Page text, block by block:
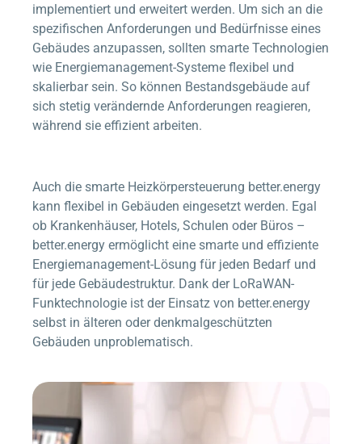
implementiert und erweitert werden. Um sich an die
spezifischen Anforderungen und Bedürfnisse eines
Gebäudes anzupassen, sollten smarte Technologien
wie Energiemanagement-Systeme flexibel und
skalierbar sein. So können Bestandsgebäude auf
sich stetig verändernde Anforderungen reagieren,
während sie effizient arbeiten.
Auch die smarte Heizkörpersteuerung better.energy
kann flexibel in Gebäuden eingesetzt werden. Egal
ob Krankenhäuser, Hotels, Schulen oder Büros –
better.energy ermöglicht eine smarte und effiziente
Energiemanagement-Lösung für jeden Bedarf und
für jede Gebäudestruktur. Dank der LoRaWAN-
Funktechnologie ist der Einsatz von better.energy
selbst in älteren oder denkmalgeschützten
Gebäuden unproblematisch.